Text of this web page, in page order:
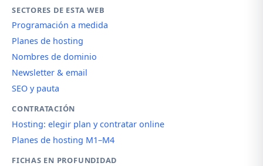
SECTORES DE ESTA WEB
Programación a medida
Planes de hosting
Nombres de dominio
Newsletter & email
SEO y pauta
CONTRATACIÓN
Hosting: elegir plan y contratar online
Planes de hosting M1–M4
FICHAS EN PROFUNDIDAD